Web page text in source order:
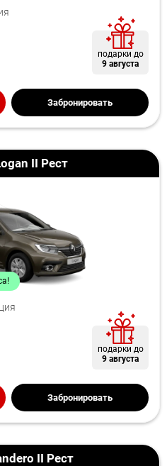
подарки до
9 августа
Забронировать
II Рест
подарки до
9 августа
Забронировать
II Рест